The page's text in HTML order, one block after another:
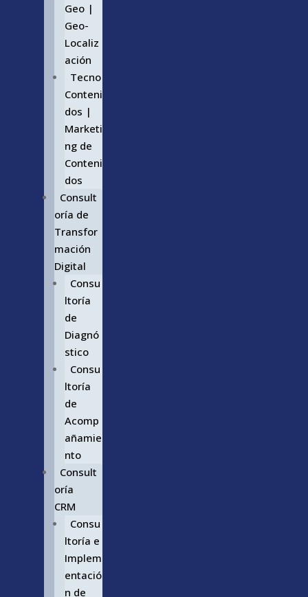
Geo |
Geo-
Localiz
ación
Tecno
Conteni
dos |
Marketi
ng de
Conteni
dos
Consult
oría de
Transfor
mación
Digital
Consu
ltoría
de
Diagnó
stico
Consu
ltoría
de
Acomp
añamie
nto
Consult
oría
CRM
Consu
ltoría e
Implem
entació
n de